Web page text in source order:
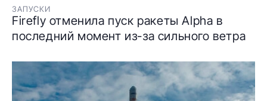
ЗАПУСКИ
Firefly отменила пуск ракеты Alpha в
последний момент из-за сильного ветра